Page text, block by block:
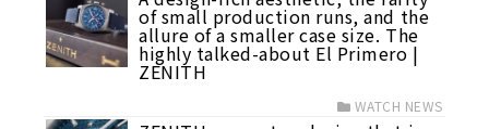
of small production runs, and the
allure of a smaller case size. The
highly talked-about El Primero |
ZENITH
WATCH NEWS